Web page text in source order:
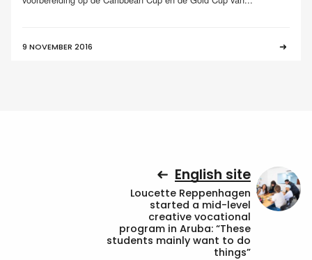
9 NOVEMBER 2016
English site
Loucette Reppenhagen
started a mid-level
creative vocational
program in Aruba: “These
students mainly want to do
things”